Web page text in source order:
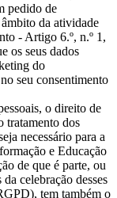
pedido de
da atividade
- Artigo 6.º, n.º 1,
os seus dados
do
seu consentimento
o direito de
tratamento dos
necessário para a
e Educação
de que é parte, ou
celebração desses
tem também o